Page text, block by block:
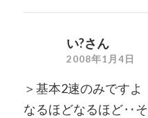
い?さん
2008年1月4日
＞基本2速のみですよ
なるほどなるほど‥